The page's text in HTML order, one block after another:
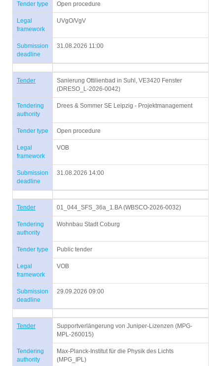
Tender type Open procedure
Legal
framework
UVgO/VgV
Submission
deadline
31.08.2026 11:00
Tender
Sanierung Ottilienbad in Suhl, VE3420 Fenster
(DRESO_L-2026-0042)
Tendering
authority
Drees & Sommer SE Leipzig - Projektmanagement
Tender type Open procedure
Legal
framework
VOB
Submission
deadline
31.08.2026 14:00
Tender 01_044_SFS_36a_1.BA (WBSCO-2026-0032)
Tendering
authority
Wohnbau Stadt Coburg
Tender type Public tender
Legal
framework
VOB
Submission
deadline
29.09.2026 09:00
Tender
Supportverlängerung von Juniper-Lizenzen (MPG-
MPL-260015)
Tendering
authority
Max-Planck-Institut für die Physik des Lichts
(MPG_IPL)